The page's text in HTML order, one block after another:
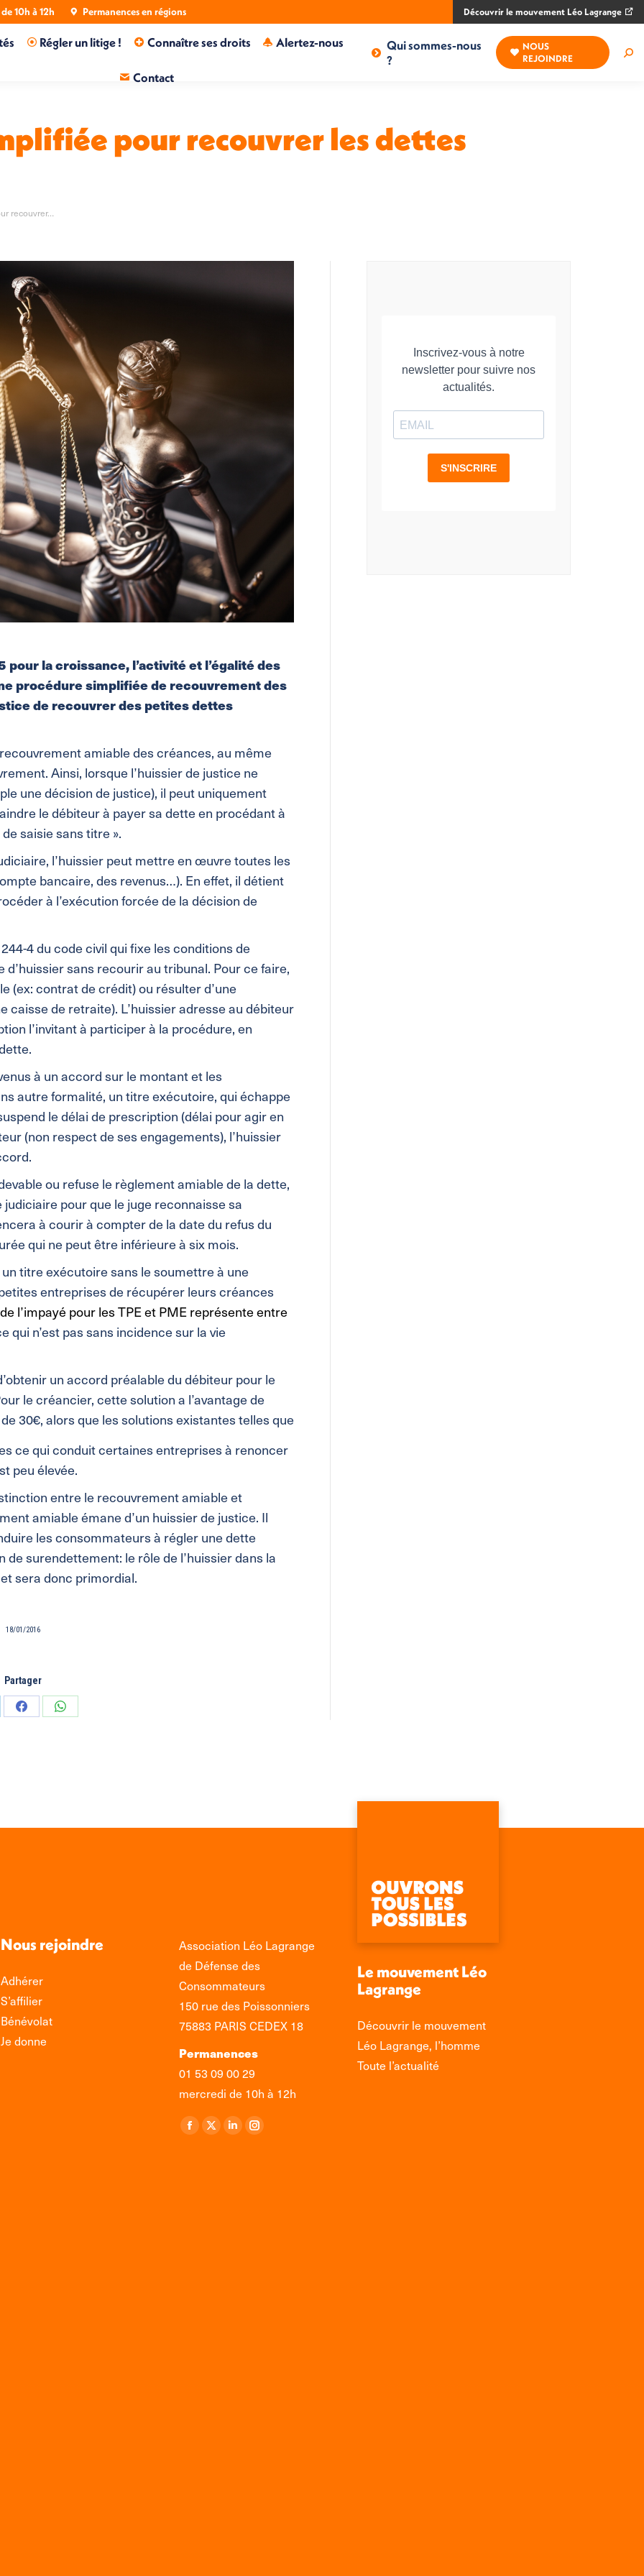
10h à 12h Permanences en régions Découvrir le mouvement Léo Lagrange
Régler un litige ! Connaître ses droits Alertez-nous
Contact
Qui sommes-nous
?
NOUS
REJOINDRE
pour recouvrer les dettes
recouvrer…
la croissance, l’activité et l’égalité des
procédure simplifiée de recouvrement des
de recouvrer des petites dettes
amiable des créances, au même
Ainsi, lorsque l’huissier de justice ne
une décision de justice), il peut uniquement
le débiteur à payer sa dette en procédant à
saisie sans titre ».
l’huissier peut mettre en œuvre toutes les
bancaire, des revenus…). En effet, il détient
à l’exécution forcée de la décision de
4 du code civil qui fixe les conditions de
sans recourir au tribunal. Pour ce faire,
(ex: contrat de crédit) ou résulter d’une
caisse de retraite). L’huissier adresse au débiteur
l’invitant à participer à la procédure, en
à un accord sur le montant et les
autre formalité, un titre exécutoire, qui échappe
le délai de prescription (délai pour agir en
(non respect de ses engagements), l’huissier
ou refuse le règlement amiable de la dette,
pour que le juge reconnaisse sa
à courir à compter de la date du refus du
qui ne peut être inférieure à six mois.
titre exécutoire sans le soumettre à une
entreprises de récupérer leurs créances
l’impayé pour les TPE et PME représente entre
qui n’est pas sans incidence sur la vie
un accord préalable du débiteur pour le
le créancier, cette solution a l’avantage de
30€, alors que les solutions existantes telles que
ce qui conduit certaines entreprises à renoncer
peu élevée.
entre le recouvrement amiable et
amiable émane d’un huissier de justice. Il
les consommateurs à régler une dette
surendettement: le rôle de l’huissier dans la
sera donc primordial.
18/01/2016
Partager
PartagerPartager
Nous rejoindre
Adhérer
S’affilier
Bénévolat
Je donne
Association Léo Lagrange
de Défense des
Consommateurs
150 rue des Poissonniers
75883 PARIS CEDEX 18
Permanences
01 53 09 00 29
mercredi de 10h à 12h
Retrouvez-nous sur :
La
La
La
La
Le mouvement Léo
Lagrange
Découvrir le mouvement
Léo Lagrange, l’homme
Toute l’actualité